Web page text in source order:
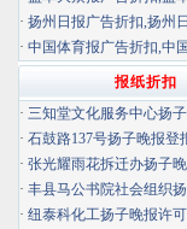
· 扬州日报广告折扣,扬州
· 中国体育报广告折扣,中
报纸折扣
· 三知堂文化服务中心扬
· 石鼓路137号扬子晚报登
· 张光耀雨花拆迁办扬子
· 丰县马公书院社会组织
· 纽泰科化工扬子晚报许